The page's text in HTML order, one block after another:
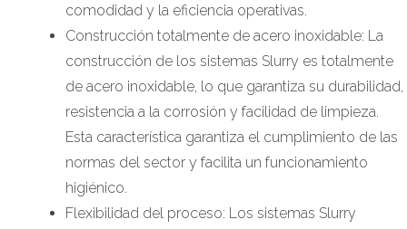
comodidad y la eficiencia operativas.
Construcción totalmente de acero inoxidable: La
construcción de los sistemas Slurry es totalmente
de acero inoxidable, lo que garantiza su durabilidad,
resistencia a la corrosión y facilidad de limpieza.
Esta característica garantiza el cumplimiento de las
normas del sector y facilita un funcionamiento
higiénico.
Flexibilidad del proceso: Los sistemas Slurry